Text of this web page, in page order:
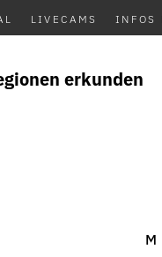
LIVECAMS INFOS
erkunden